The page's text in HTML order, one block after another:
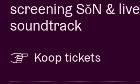
screening SǒN & live
soundtrack
Koop tickets